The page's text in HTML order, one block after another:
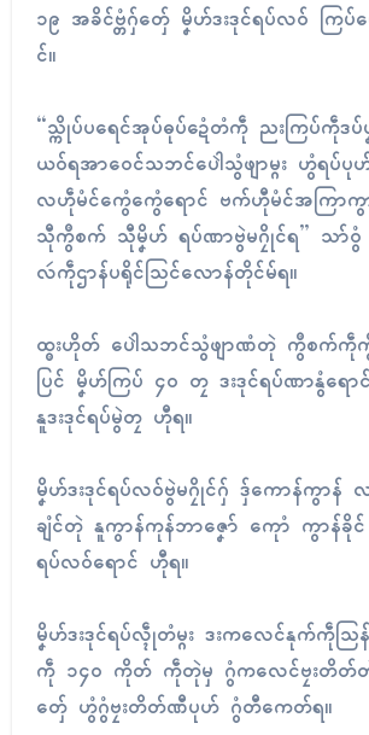
၁၉ အခိၚ်ဗ္တံဂှ်တှ်ေ မၞိဟ်ဒးဒုၚ်ရပ်လဝ် ကြပ်
ၚ်။
“သ္ကိုပ်ပရေၚ်အုပ်ဓုပ်ဍေံတံကဵု ညးကြပ်ကဵုဒ
ယဝ်ရအာဝေၚ်သဘၚ်ပေါဲသွံဖျာမ္ဂး ဟွံရပ်
လဟဵုမံၚ်ကွေံကွေံရောၚ် ဗက်ဟီုမံၚ်အကြာကွ
သီုကွဳစက် သီုမၞိဟ် ရပ်ဏာဗွဲမဂၠိုၚ်ရ” သာ်
လဴကဵုဌာန်ပရိုင်သြၚ်လောန်တိုၚ်မ်ရ။
ထ္ၜးဟိုတ် ပေါဲသဘၚ်သွံဖျာဏံတုဲ ကွဳစက်ကဵု
ပြၚ် မၞိဟ်ကြပ် ၄၀ တၠ ဒးဒုၚ်ရပ်ဏာနွံရေ
နူဒးဒုၚ်ရပ်မွဲတၠ ဟီုရ။
မၞိဟ်ဒးဒုၚ်ရပ်လဝ်ဗွဲမဂၠိုၚ်ဂှ် ဒှ်ကောန်ကွာန်
ချံၚ်တုဲ နူကွာန်ကုန်ဘာဇၞော် ကေုာံ ကွာန်
ရပ်လဝ်ရောၚ် ဟီုရ။
မၞိဟ်ဒးဒုၚ်ရပ်လ္ၚဵုတံမ္ဂး ဒးကလေၚ်နုက်ကဵု
ကဵု ၁၄၀ ကိုတ် ကဵုတုဲမှ ဂွံကလေၚ်ဗၠးတိတ်
တှ်ေ ဟွံဂွံဗၠးတိတ်ဏီပုဟ် ဂွံတီကေတ်ရ။